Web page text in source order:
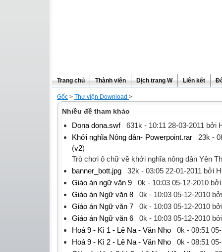
Trang chủ Thành viên Dịch trang W Liên kết
Gốc > Thư viện Download >
Nhiều đề tham khảo
Dona dona.swf 631k - 10:11 28-03-2011 bởi
Khởi nghĩa Nông dân- Powerpoint.rar
23k -
(v2)
‎Trò chơi ô chữ về khởi nghĩa nông dân Yên
banner_bott.jpg
32k - 03:05 22-01-2011 bởi
Giáo án ngữ văn 9
0k - 10:03 05-12-2010
Giáo án Ngữ văn 8
0k - 10:03 05-12-2010
Giáo án Ngữ văn 7
0k - 10:03 05-12-2010
Giáo án Ngữ văn 6
0k - 10:03 05-12-2010
Hoá 9 - Kì 1 - Lê Na - Văn Nho
0k - 08:51
Hoá 9 - Kì 2 - Lê Na - Văn Nho
0k - 08:51